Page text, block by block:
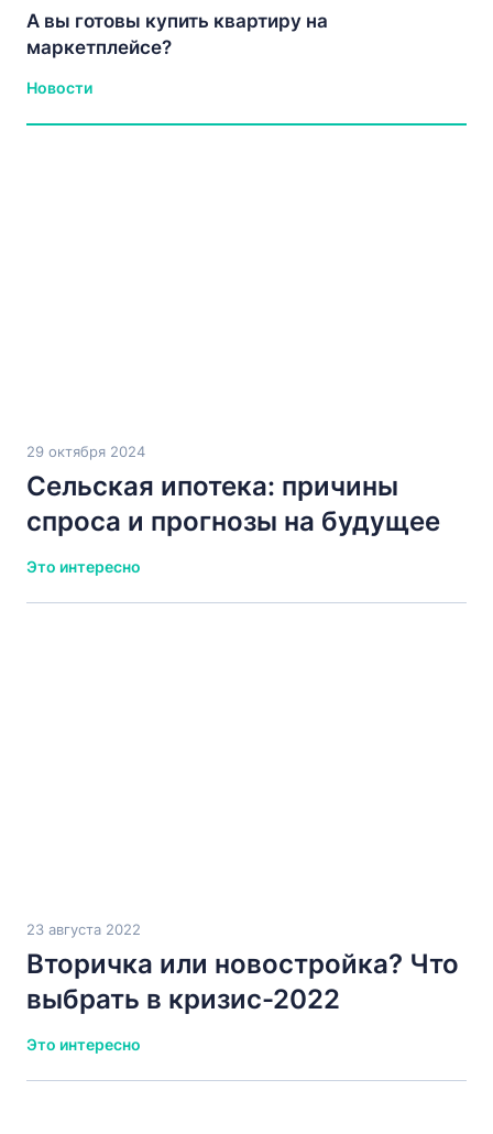
А вы готовы купить квартиру на
маркетплейсе?
Новости
29 октября 2024
Сельская ипотека: причины
спроса и прогнозы на будущее
Это интересно
23 августа 2022
Вторичка или новостройка? Что
выбрать в кризис-2022
Это интересно